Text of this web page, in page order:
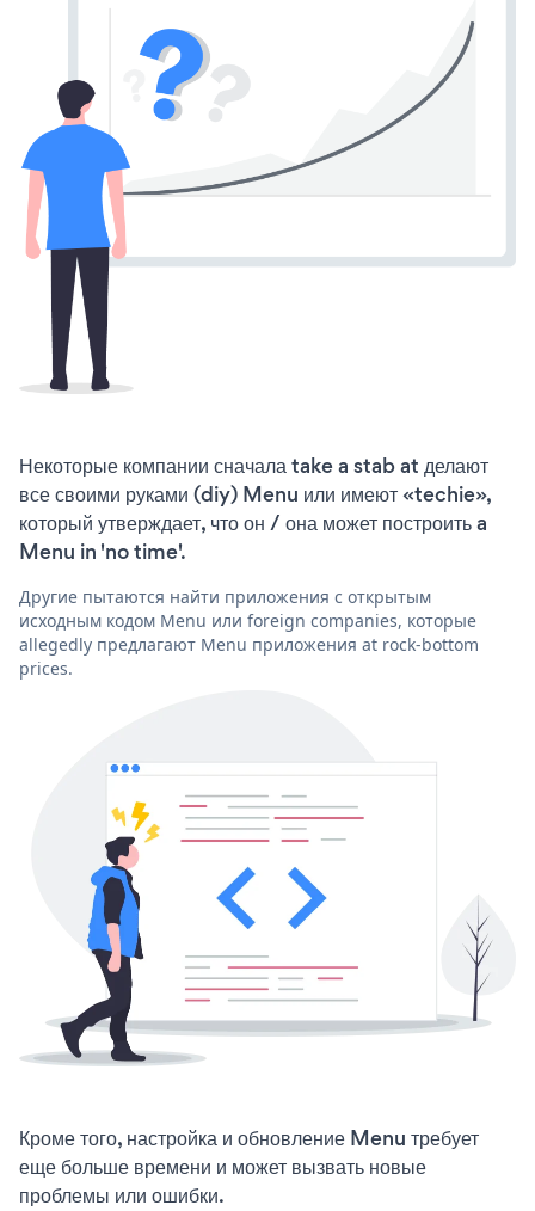
Некоторые компании сначала take a stab at делают
все своими руками (diy) Menu или имеют «techie»,
который утверждает, что он / она может построить a
Menu in 'no time'.
Другие пытаются найти приложения с открытым
исходным кодом Menu или foreign companies, которые
allegedly предлагают Menu приложения at rock-bottom
prices.
Кроме того, настройка и обновление Menu требует
еще больше времени и может вызвать новые
проблемы или ошибки.